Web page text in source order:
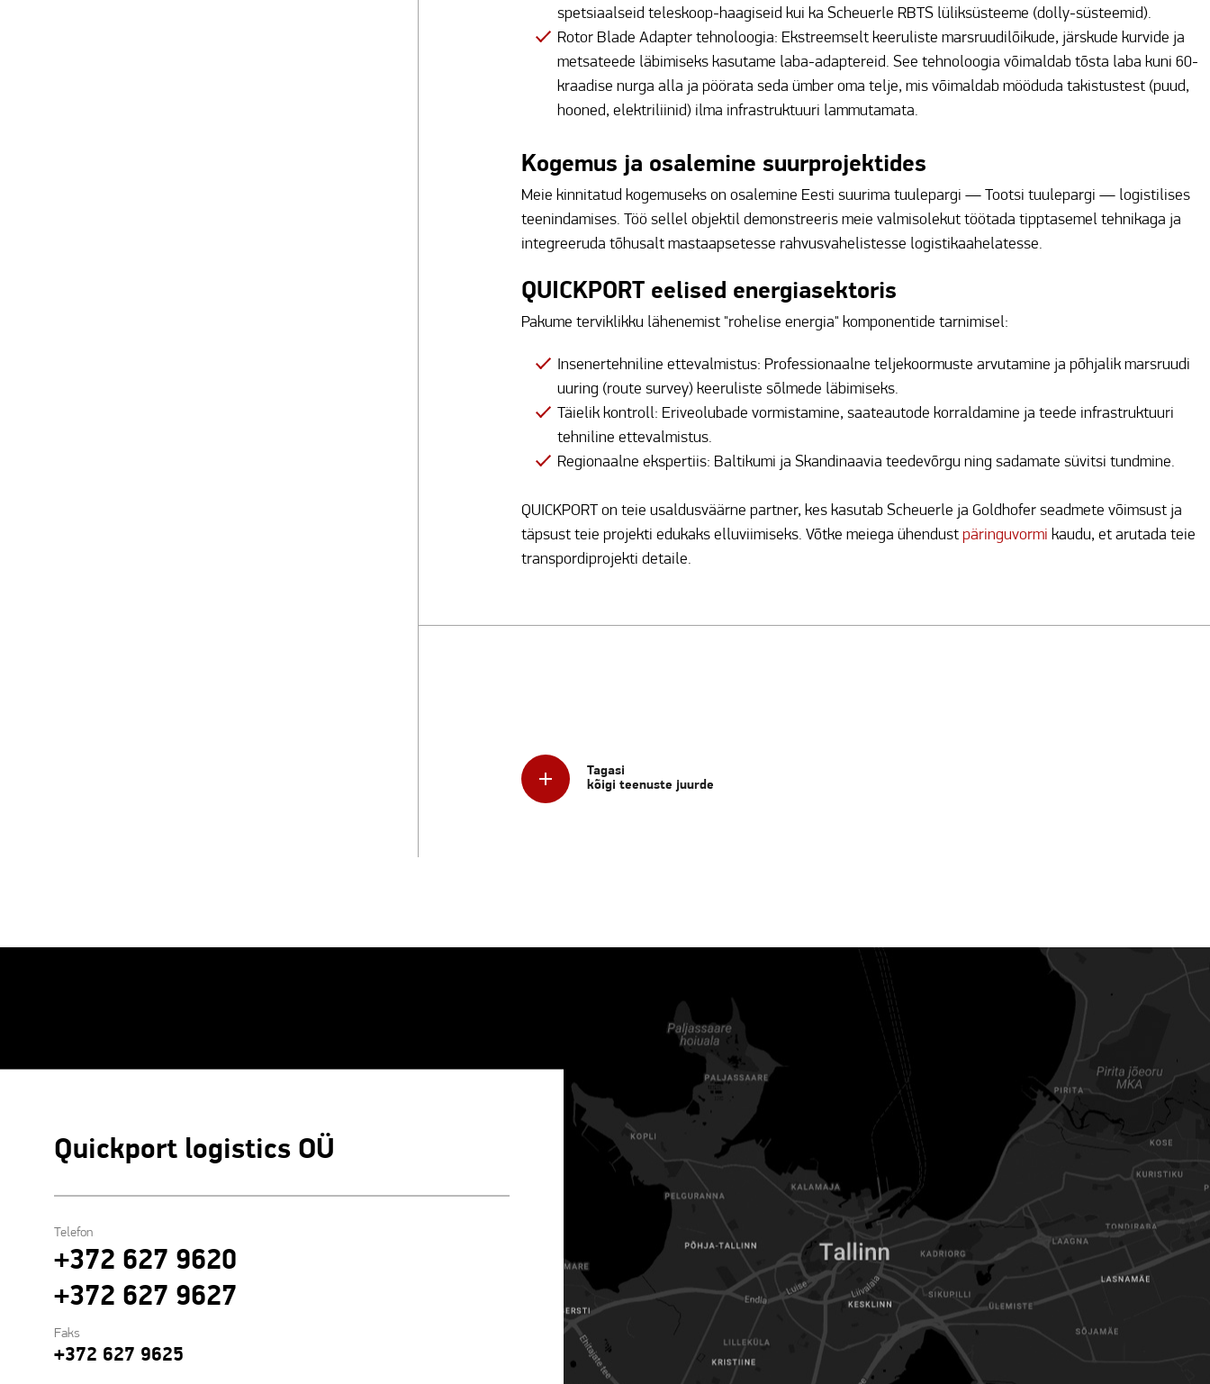
spetsiaalseid teleskoop-haagiseid kui ka Scheuerle RBTS lüliksüsteeme (dolly-süsteemid).
Rotor Blade Adapter tehnoloogia: Ekstreemselt keeruliste marsruudilõikude, järskude kurvide ja
metsateede läbimiseks kasutame laba-adaptereid. See tehnoloogia võimaldab tõsta laba kuni 60-
kraadise nurga alla ja pöörata seda ümber oma telje, mis võimaldab mööduda takistustest (puud,
hooned, elektriliinid) ilma infrastruktuuri lammutamata.
Kogemus ja osalemine suurprojektides
Meie kinnitatud kogemuseks on osalemine Eesti suurima tuulepargi — Tootsi tuulepargi — logistilises
teenindamises. Töö sellel objektil demonstreeris meie valmisolekut töötada tipptasemel tehnikaga ja
integreeruda tõhusalt mastaapsetesse rahvusvahelistesse logistikaahelatesse.
QUICKPORT eelised energiasektoris
Pakume terviklikku lähenemist "rohelise energia" komponentide tarnimisel:
Insenertehniline ettevalmistus: Professionaalne teljekoormuste arvutamine ja põhjalik marsruudi
uuring (route survey) keeruliste sõlmede läbimiseks.
Täielik kontroll: Eriveolubade vormistamine, saateautode korraldamine ja teede infrastruktuuri
tehniline ettevalmistus.
Regionaalne ekspertiis: Baltikumi ja Skandinaavia teedevõrgu ning sadamate süvitsi tundmine.
QUICKPORT on teie usaldusväärne partner, kes kasutab Scheuerle ja Goldhofer seadmete võimsust ja
täpsust teie projekti edukaks elluviimiseks. Võtke meiega ühendust päringuvormi kaudu, et arutada teie
transpordiprojekti detaile.
Tagasi
kõigi teenuste juurde
Quickport logistics OÜ
Telefon
+372 627 9620
+372 627 9627
Faks
+372 627 9625